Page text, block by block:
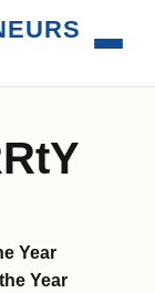
Year
Year